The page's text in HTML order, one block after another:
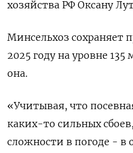
хозяйства РФ Оксану
Минсельхоз сохраняет
2025 году на уровне
она.
«Учитывая, что
каких-то сильных
сложности в погоде - в